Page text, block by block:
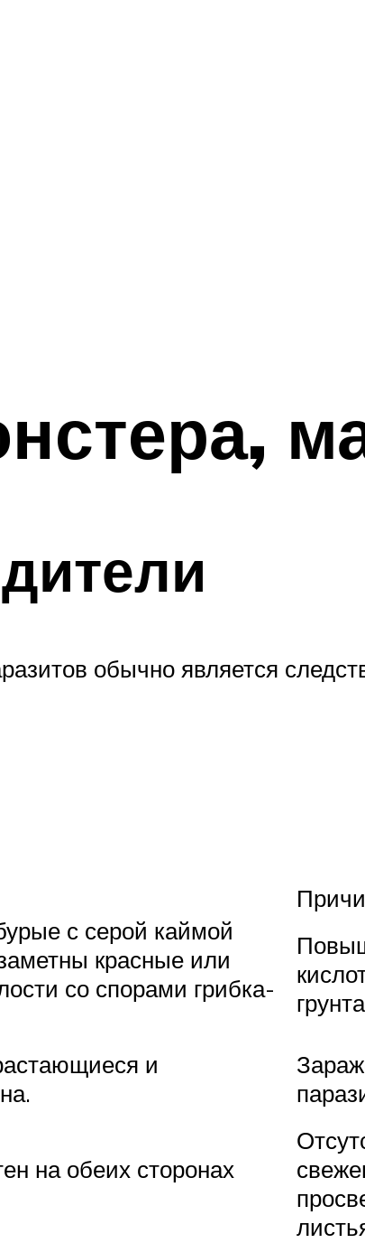
обычно является
с серой каймой
красные или
со спорами грибка-
и
на обеих сторонах